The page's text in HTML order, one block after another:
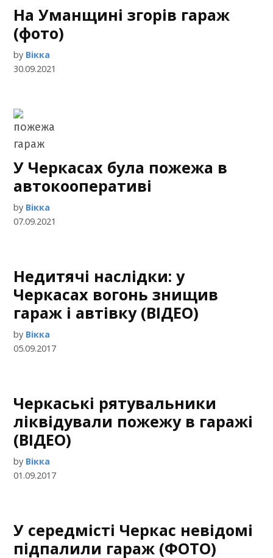
На Уманщині згорів гараж
(фото)
by Вікка
30.09.2021
У Черкасах була пожежа в
автокооперативі
by Вікка
07.09.2021
Недитячі наслідки: у
Черкасах вогонь знищив
гараж і автівку (ВІДЕО)
by Вікка
05.09.2017
Черкаські рятувальники
ліквідували пожежу в гаражі
(ВІДЕО)
by Вікка
01.09.2017
У середмісті Черкас невідомі
підпалили гараж (ФОТО)